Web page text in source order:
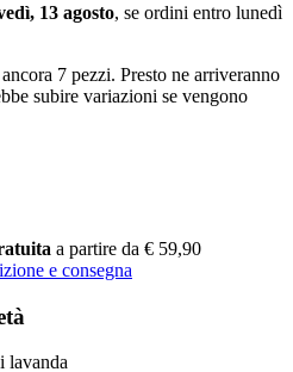
13 agosto, se ordini entro lunedì
7 pezzi. Presto ne arriveranno
subire variazioni se vengono
a partire da € 59,90
e consegna
lavanda